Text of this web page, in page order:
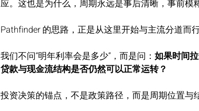
应。这也是为什么，周期永远是事后清晰，事前模
Pathfinder 的思路，正是从这里开始与主流分道而行
我们不问“明年利率会是多少”，而是问： 如果时间
贷款与现金流结构是否仍然可以正常运转？
投资决策的锚点，不是政策路径，而是周期位置与